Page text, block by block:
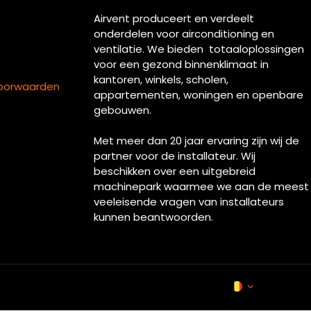
Airvent produceert en verdeelt
onderdelen voor airconditioning en
ventilatie. We bieden totaaloplossingen
voor een gezond binnenklimaat in
kantoren, winkels, scholen,
appartementen, woningen en openbare
gebouwen.
Met meer dan 20 jaar ervaring zijn wij de
partner voor de installateur. Wij
beschikken over een uitgebreid
machinepark waarmee we aan de meest
veeleisende vragen van installateurs
kunnen beantwoorden.